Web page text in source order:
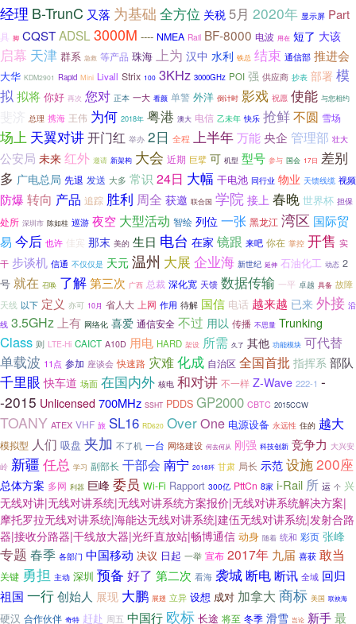
经理 B-TrunC 又落 为基础 全方位 关税 5月 2020年 显示屏 Part
具 脚 CQSTADSL 3000M ---- NMEA Rail BF-8000 电波 用在 短了 大该
启幕 天津 群系 急救 等产品 珠海 上为 汉中 水利 铁总 结束 通信部 推进会
大华 KDM2901 Rapid Mini Livall Strix 100 3KHz 3000GHz POI 强 供应商 抄表 部署 模
拟拟将 你好 再次 您对 正本 一大 看颜 单警 外洋 倒计时 影戏 祝愿 使能 与您相约
总理 携海 王伟 为何 2018年 粤港 澳大 电信 乙未年 快乐 抢鲜不圆 雪场
场上 天翼对讲开门红 举办 2日 全程 上半年万能央企 管理部 壮大
公安局 未来 红外 邀请 新架构 大会 近期 巨擘 可 机型 型号 参与 国会 17日 差别
多 广电总局 先退 发送 大多 常识 24日 大幅 干电池 同行业 物业 天馈线缆 视频
防爆 转向 产品 追踪 胜利 周全 获邀 联合国 学院 接上 春晚 世界杯 担保
处所 深圳市 陈如桂 巡游 夜空 大型活动 智绘 列位 一张 黑龙江 湾区 国际贸
易 今后 也许 佳宾 那末 美的 生日 电台 在家 镜跟 来吧 你在 掌控 开售 实
干 步谈机 信通 不仅仅是 天元 温州 大展 企业海 新世纪 延伸 石油化工 动态 2
号 就在 召唤 了解第三次 广西 总裁 深化宽 天馈 数据传输 一平 卓越 具备 故障
天线 以下 定义 亦可 10月 省人大 上网 作用 待解 国信 电话 越来越 已来 外接 沿
线 3.5GHz 上有 网络化 喜爱 通信安全 不过 用以 传播 不思量 Trunking
Class 则 LTE-Hi CAICT A10D 用电 HARD 架设 所需 久了 其他 功能模块 可代替
单载波 11点 参加 座谈会 快速路 灾难化成 自治区 全国首批 指挥系 部队
千里眼 快车道 场面 在国内外 核电 和对讲 不一样 Z-Wave 222-1 -
-2015 Unlicensed 700MHz SSHT PDDS GP2000 CBTC 2015CCW
TOANY ATEX VHF 旅 SL16 RD620 OverOne 电源设备 永远性 住的 越大
模拟型 人们 吸盘 夹加 不了机 一台 网络建设 何去何从 刚强 科技创新 竞争力 大兴安
岭 新疆 任总 学习 副部长 干部会 南宁 2018环 甘肃 局长 示范 设施200座
总体方案 多网 利器 巨峰 委员 Wi-Fi Rapport 300亿 PttCn 8家 i-Rail 所 运 个 兴
无线对讲|无线对讲系统|无线对讲系统方案报价|无线对讲系统解决方案|
摩托罗拉无线对讲系统|海能达无线对讲系统|建伍无线对讲系统|发射合路
器|接收分路器|干线放大器|光纤直放站|畅博通信 动身 随着 统和 彩页 张峰
专题 春季 各部门 中国移动 决议 日起 一举 宣布 2017年 九届 喜获 敢当
关键 勇担 主动 深圳 预备 好了 第二次 看海 袭城断电断讯 全域 回归
祖国 一行创始人 展现 大鹏 展翅 立异 设想 成对 加拿大 商标 美国 联袂海
硬汉 合作伙伴 奇特 赶赴 周五 中国行 欧标 长途 将至 冬季 滑雪 岂论 新手最